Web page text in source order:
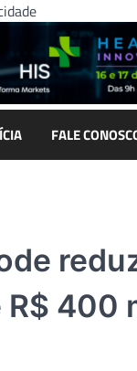
FALE
400